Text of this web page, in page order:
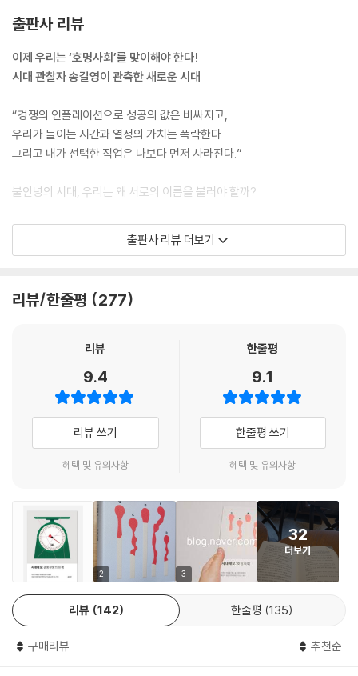
모두 다 나름의 계획은 있었다
부지런한 지능과 초월적 지능
경량문명을 담는 그릇, 클러스터
제2장 경량문명의 양태
미디어 산업의 변화 - 매스의 종언, 각자의 팬덤
그럼에도 변하지 않는 것들
새로운 리더의 덕목 - 위대한 쇼맨
조직 문화의 새로운 역할 - ‘엔터테인먼트’
공부의 배신, 배움의 재정의
제4장 경량문명 코리아
선망의 K - 세계의 시선이 한국으로
로컬, 글로벌이 되다
확장되는 K - 새로운 한국사람
제5장. 무거운 세계의 끝, 가벼운 세계의 시작
문명의 충돌
바꿀 수 없는 것, 바뀌지 않는 것
섬세함, 기계에 맞설 무기
경량문명의 새로운 규칙
출판사 리뷰
이제 우리는 ‘호명사회’를 맞이해야 한다!
시대 관찰자 송길영이 관측한 새로운 시대
“경쟁의 인플레이션으로 성공의 값은 비싸지고,
우리가 들이는 시간과 열정의 가치는 폭락한다.
그리고 내가 선택한 직업은 나보다 먼저 사라진다.”
불안녕의 시대, 우리는 왜 서로의 이름을 불러야 할까?
트렌드건 유행이건 기민하게 반응하지 못하면 따라가기 어려운 시대다. 시
시각각 변화하는 세상은 우리에게 끊임없이 변화의 시그널을 보내고 있다.
라는 새로운 사회로의 변화를 이야기했던 송길영이 관찰한 새로운 변화의
회’다. 주기적인 경제 위기를 겪으며 직업에서 안정을 찾으려는 사람들이
많아졌고, 어느새 세상에서 흔히 말하는 ‘좋은 직업’을 얻기 위한 경쟁은 치
열해졌다. 학벌, 학점, 토익에 불과했던 스펙은 어학연수, 공모전, 제2외국
어, 봉사활동에 이르기까지 확장됐으며 급기야는 유치원에서부터 의대를
준비하는 시대가 왔다. 이렇듯 경쟁의 인플레이션이 극심해진다는 것은 우
다. 한마디로 성공의 값이 비싸지는 것이다. 이때 우리가 들이는 시간과 열
정의 가치는 폭락한다.
문제는 우리가 굳게 믿고 있던 직업이 주는 안정감에 균열이 가기 시작했
다는 것이다. 생애주기는 길어지는데 직업의 생멸주기는 짧아지는 극단적
불일치로 평생 한 직장에만 머무를 수 없다는 불안이 퍼져나가고 있다. 이
를 ‘유동화’라 한다. 그리고 기술의 발전 속도가 빨라지고 연결성이 조밀해
존의 광고대행업은 고객상담, 크리에이티브 디렉터, 카피라이터, 행정, 스
출판사 리뷰 더보기
리뷰/한줄평 277
리뷰
9.4
리뷰 쓰기
혜택 및 유의사항
한줄평
9.1
한줄평 쓰기
혜택 및 유의사항
2 3
32
더보기
리뷰 142 한줄평 135
구매리뷰 추천순